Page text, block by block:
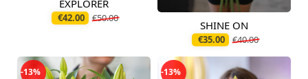
Pieejams šodien
EXPLORER
€42.00 €50.00
Pieejams šodien
SHINE ON
€35.00 €40.00
-13% -13%